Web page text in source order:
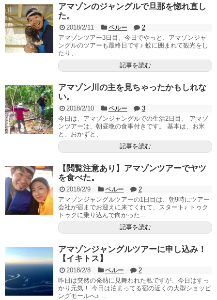
アマゾンのジャングルで旦那を惚れ直し
た。
2018/2/11 ペルー
2
アマゾンツアー3日目。今日でやっと、アマゾンジャ
ングルのツアーも最終日です♪ 蚊に囲まれて観光をし
たり、 ...
記事を読む
アマゾン川の主を見ちゃったかもしれな
い。
2018/2/10 ペルー
3
今日は、アマゾンジャングルでの生活2日目。 アマゾ
ンツアーは、朝昼晩の食事付きです。 基本は、お米
と、おかずと、...
記事を読む
【閲覧注意あり】アマゾンツアーでヤツ
を食べた。
2018/2/9 ペルー
2
アマゾンジャングルツアーの1日目は、朝9時にツアー
会社が宿までお迎えに来てくれて、スタート♪ トゥク
トゥクに乗り込んで向かった...
記事を読む
アマゾンジャングルツアーに申し込み！
【イキトス】
2018/2/8 ペルー
2
昨日は突然の発熱に見舞われた私ですが、今日はすっ
かり元気！ 今日は泊まってる宿の近くの大型ショッピ
ングモールへ♪ ...